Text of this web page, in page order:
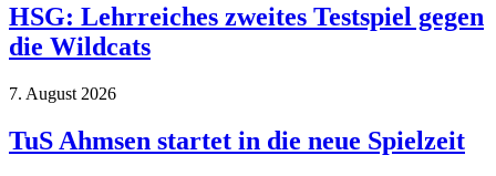
HSG: Lehrreiches zweites Testspiel gegen
die Wildcats
7. August 2026
TuS Ahmsen startet in die neue Spielzeit